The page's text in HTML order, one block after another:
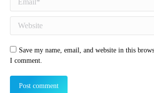
Save my name, email, and website in this
I comment.
Post comment